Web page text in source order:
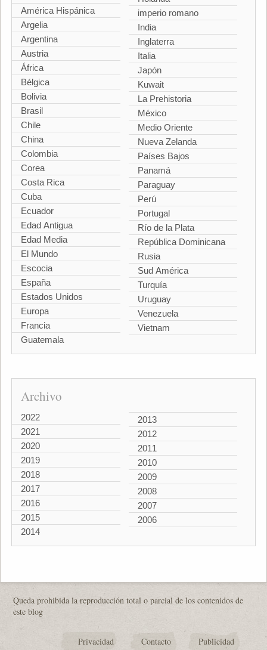
América Hispánica
Argelia
Argentina
Austria
África
Bélgica
Bolivia
Brasil
Chile
China
Colombia
Corea
Costa Rica
Cuba
Ecuador
Edad Antigua
Edad Media
El Mundo
Escocia
España
Estados Unidos
Europa
Francia
Guatemala
imperio romano
India
Inglaterra
Italia
Japón
Kuwait
La Prehistoria
México
Medio Oriente
Nueva Zelanda
Países Bajos
Panamá
Paraguay
Perú
Portugal
Río de la Plata
República Dominicana
Rusia
Sud América
Turquía
Uruguay
Venezuela
Vietnam
Archivo
2022
2021
2020
2019
2018
2017
2016
2015
2014
2013
2012
2011
2010
2009
2008
2007
2006
Queda prohibida la reproducción total o parcial de los contenidos de
este blog
Privacidad Contacto Publicidad